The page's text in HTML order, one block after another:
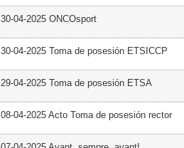
30-04-2025 ONCOsport
30-04-2025 Toma de posesión ETSICCP
29-04-2025 Toma de posesión ETSA
08-04-2025 Acto Toma de posesión rector